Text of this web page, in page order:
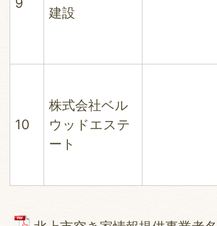
建設
10
株式会社ベル
ウッドエステ
ート